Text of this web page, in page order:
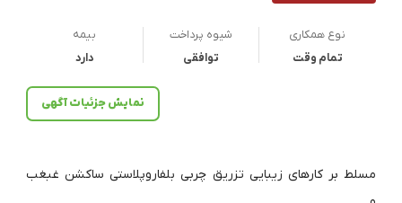
نوع همکاری
تمام وقت
شیوه پرداخت
توافقی
بیمه
دارد
نمایش جزئیات آگهی
مسلط بر کارهای زیبایی تزریق چربی بلفاروپلاستی ساکشن غبغب